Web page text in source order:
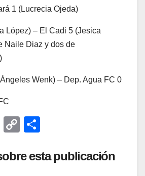
1 (Lucrecia Ojeda)
López) – El Cadi 5 (Jesica
Naile Diaz y dos de
Wenk) – Dep. Agua FC 0
T
tt
C
p
m
esta publicación